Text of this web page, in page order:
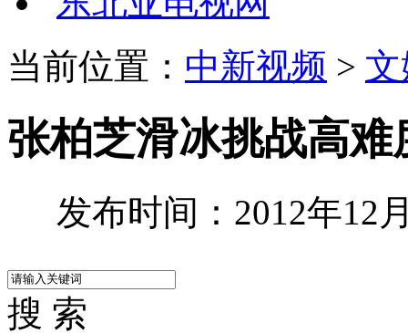
当前位置： 中新视频 >
张柏芝滑冰挑战高难
发布时间：2012年12
搜 索